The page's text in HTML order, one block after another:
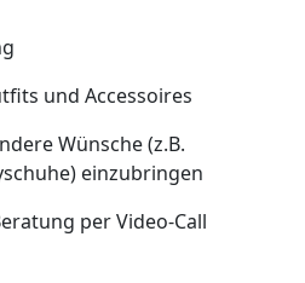
und Accessoires
Wünsche (z.B.
einzubringen
per Video-Call